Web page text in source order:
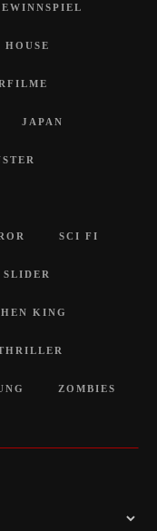
HOUSE
JAPAN
SCI FI
SLIDER
KING
ZOMBIES